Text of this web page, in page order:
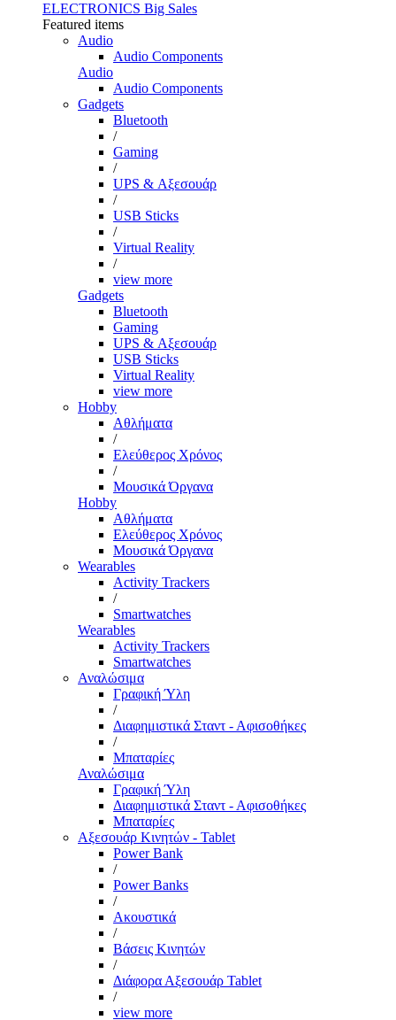
ELECTRONICS Big Sales
Featured items
Audio
Audio Components
Audio
Audio Components
Gadgets
Bluetooth
/
Gaming
/
UPS & Αξεσουάρ
/
USB Sticks
/
Virtual Reality
/
view more
Gadgets
Bluetooth
Gaming
UPS & Αξεσουάρ
USB Sticks
Virtual Reality
view more
Hobby
Αθλήματα
/
Ελεύθερος Χρόνος
/
Μουσικά Όργανα
Hobby
Αθλήματα
Ελεύθερος Χρόνος
Μουσικά Όργανα
Wearables
Activity Trackers
/
Smartwatches
Wearables
Activity Trackers
Smartwatches
Αναλώσιμα
Γραφική Ύλη
/
Διαφημιστικά Σταντ - Αφισοθήκες
/
Μπαταρίες
Αναλώσιμα
Γραφική Ύλη
Διαφημιστικά Σταντ - Αφισοθήκες
Μπαταρίες
Αξεσουάρ Κινητών - Tablet
Power Bank
/
Power Banks
/
Ακουστικά
/
Βάσεις Κινητών
/
Διάφορα Αξεσουάρ Tablet
/
view more